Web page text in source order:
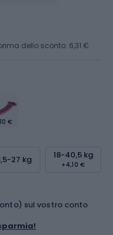
€
27 kg 18-40,5 kg
+4,10 €
dello sconto: 6,31 €
sul vostro conto